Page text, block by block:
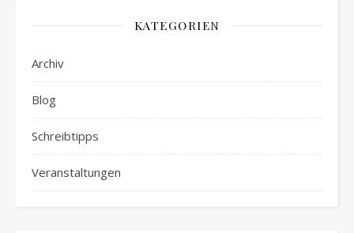
KATEGORIEN
Archiv
Blog
Schreibtipps
Veranstaltungen